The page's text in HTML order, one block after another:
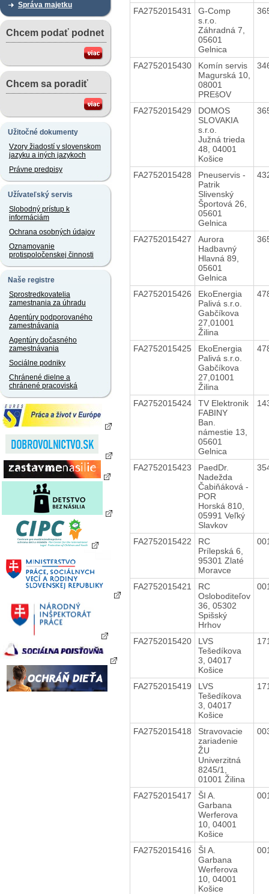
Správa majetku
Chcem podať podnet
Chcem sa poradiť
Užitočné dokumenty
Vzory žiadostí v slovenskom
jazyku a iných jazykoch
Právne predpisy
Užívateľský servis
Slobodný prístup k
informáciám
Ochrana osobných údajov
Oznamovanie
protispoločenskej činnosti
Naše registre
Sprostredkovatelia
zamestnania za úhradu
Agentúry podporovaného
zamestnávania
Agentúry dočasného
zamestnávania
Sociálne podniky
Chránené dielne a
chránené pracoviská
FA2752015431
G-Comp
s.r.o.
Záhradná 7,
05601
Gelnica
FA2752015430
Komín servis
Magurská 10,
08001
PREšOV
FA2752015429
DOMOS
SLOVAKIA
s.r.o.
Južná trieda
48, 04001
Košice
FA2752015428
Pneuservis -
Patrik
Slivenský
Športová 26,
05601
Gelnica
FA2752015427
Aurora
Hadbavný
Hlavná 89,
05601
Gelnica
FA2752015426
EkoEnergia
Palivá s.r.o.
Gabčíkova
27,01001
Žilina
FA2752015425
EkoEnergia
Palivá s.r.o.
Gabčíkova
27,01001
Žilina
FA2752015424
TV Elektronik
FABINY
Ban.
námestie 13,
05601
Gelnica
FA2752015423
PaedDr.
Nadežda
Čabiňáková -
POR
Horská 810,
05991 Veľký
Slavkov
FA2752015422
RC
Prílepská 6,
95301 Zlaté
Moravce
FA2752015421
RC
Osloboditeľov
36, 05302
Spišský
Hrhov
FA2752015420
LVS
Tešedíkova
3, 04017
Košice
FA2752015419
LVS
Tešedíkova
3, 04017
Košice
FA2752015418
Stravovacie
zariadenie
ŽU
Univerzitná
8245/1,
01001 Žilina
FA2752015417
ŠI A.
Garbana
Werferova
10, 04001
Košice
FA2752015416
ŠI A.
Garbana
Werferova
10, 04001
Košice